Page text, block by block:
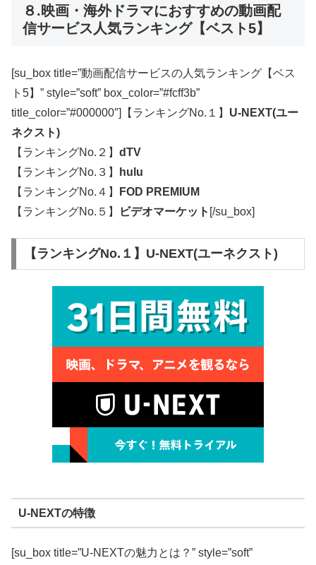
８.映画・海外ドラマにおすすめの動画配
信サービス人気ランキング【ベスト5】
[su_box title=”動画配信サービスの人気ランキング【ベス
ト5】” style=”soft” box_color=”#fcff3b”
title_color=”#000000″]【ランキングNo.１】 U-NEXT(ユー
ネクスト)
【ランキングNo.２】 dTV
【ランキングNo.３】
hulu
【ランキングNo.４】
FOD PREMIUM
【ランキングNo.５】
ビデオマーケット [/su_box]
【ランキングNo.１】U-NEXT(ユーネクスト)
U-NEXTの特徴
[su_box title=”U-NEXTの魅力とは？” style=”soft”